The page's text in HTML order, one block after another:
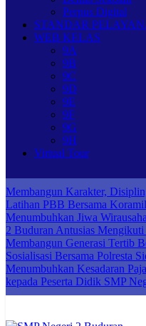
Perpus Digital
STANDAR
WEB KELAS
9A
9B
9C
9D
9E
9F
9G
9H
Virtual Tour
Membangun Karakter,
Latihan PBB Bersama
Menumbuhkan Jiwa
2 Buduran Antusias
Membangun Generasi Tertib
Sosialisasi Bersama Polresta
Menumbuhkan Kesadaran
kepada Peserta Didik SMP